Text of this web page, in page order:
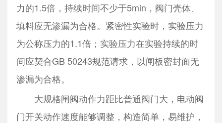
力的1.5倍，持续时间不少于5min，阀门壳体、
填料应无渗漏为合格。紧密性实验时，实验压力
为公称压力的1.1倍；实验压力在实验持续的时
间应契合GB 50243规范请求，以闸板密封面无
渗漏为合格。
大规格闸阀动作力距比普通阀门大，电动阀
门开关动作速度能够调整，构造简单，易维护，